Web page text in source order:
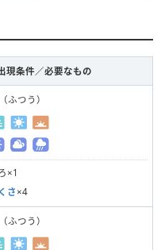
現条件／必要なもの
ふつう）
×1
さ ×4
ふつう）